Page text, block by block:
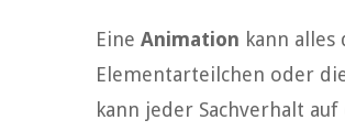
Eine Animation kann alles
Elementarteilchen oder
kann jeder Sachverhalt